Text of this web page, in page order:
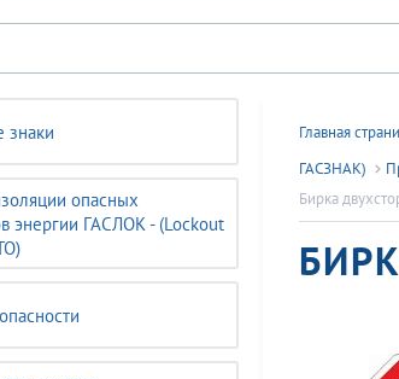
опасных
энергии ГАСЛОК - (Lockout
Главная
ГАСЗНАК)
Бирка